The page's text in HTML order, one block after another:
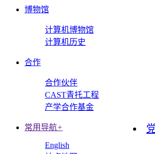
博物馆
计算机博物馆
计算机历史
合作
合作伙伴
CAST青托工程
产学合作基金
常用导航+
English